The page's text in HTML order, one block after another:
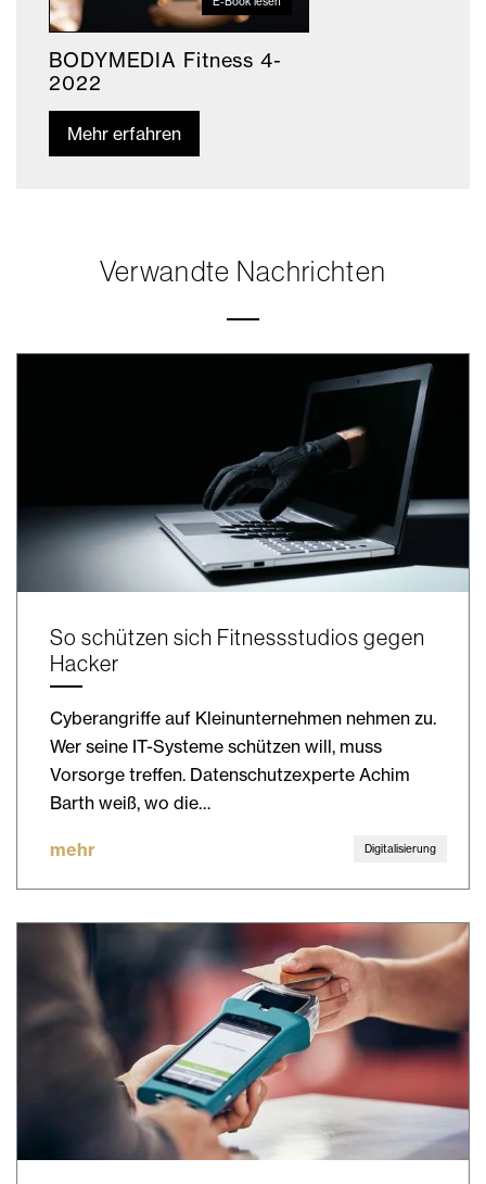
BODYMEDIA Fitness 4-
2022
Mehr erfahren
Verwandte Nachrichten
So schützen sich Fitnessstudios gegen
Hacker
Cyberangriffe auf Kleinunternehmen nehmen zu.
Wer seine IT-Systeme schützen will, muss
Vorsorge treffen. Datenschutzexperte Achim
Barth weiß, wo die…
mehr Digitalisierung